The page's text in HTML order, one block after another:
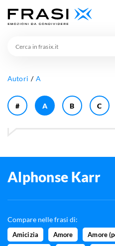
Autori A
# A B C
Alphonse Karr
Compare nelle frasi di:
Amicizia Amore Amore